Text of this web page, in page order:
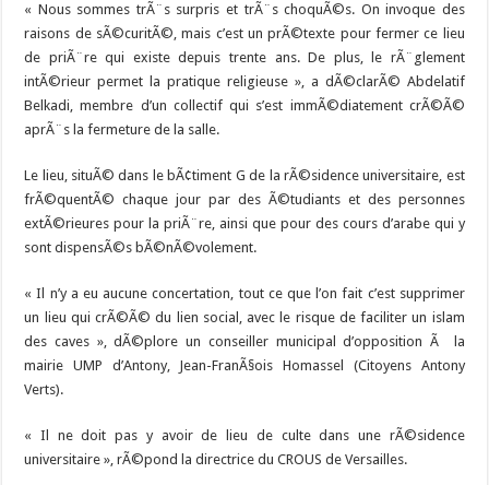
« Nous sommes trÃ¨s surpris et trÃ¨s choquÃ©s. On invoque des
raisons de sÃ©curitÃ©, mais c’est un prÃ©texte pour fermer ce lieu
de priÃ¨re qui existe depuis trente ans. De plus, le rÃ¨glement
intÃ©rieur permet la pratique religieuse », a dÃ©clarÃ© Abdelatif
Belkadi, membre d’un collectif qui s’est immÃ©diatement crÃ©Ã©
aprÃ¨s la fermeture de la salle.
Le lieu, situÃ© dans le bÃ¢timent G de la rÃ©sidence universitaire, est
frÃ©quentÃ© chaque jour par des Ã©tudiants et des personnes
extÃ©rieures pour la priÃ¨re, ainsi que pour des cours d’arabe qui y
sont dispensÃ©s bÃ©nÃ©volement.
« Il n’y a eu aucune concertation, tout ce que l’on fait c’est supprimer
un lieu qui crÃ©Ã© du lien social, avec le risque de faciliter un islam
des caves », dÃ©plore un conseiller municipal d’opposition Ã la
mairie UMP d’Antony, Jean-FranÃ§ois Homassel (Citoyens Antony
Verts).
« Il ne doit pas y avoir de lieu de culte dans une rÃ©sidence
universitaire », rÃ©pond la directrice du CROUS de Versailles.